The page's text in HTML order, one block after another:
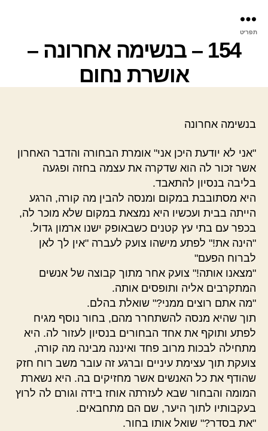
תפריט
154 – בנשימה אחרונה –
אושרת נחום
בנשימה אחרונה
"אני לא יודעת היכן אני" אומרת הבחורה והדבר האחרון
אשר זכור לה הוא שדקרה את עצמה בחזה ופגעה
בליבה בנסיון להתאבד.
היא מסתובבת במקום ומנסה להבין מה קורה, הרגע
הייתה בבית ועכשיו היא נמצאת במקום שלא מוכר לה,
בכפר עם בתי עץ קטנים כשבאופק ישנו ארמון גדול.
"הינה את!" לפתע מישהו צועק לעברה "אין לך לאן
לברוח הפעם"
"מצאנו אותה!" צועק אחר מתוך קבוצה של אנשים
המתקרבים אליה ותופסים אותה.
"מה אתם רוצים ממני?" שואלת בהלם.
תוך שהיא מנסה להשתחרר מהם, בחור נוסף מגיח
לפתע ותוקף את אחד הבחורים בנסיון לעזור לה. היא
מתחילה לבכות מרוב פחד ואיננה מבינה מה קורה,
צועקת תוך עצימת עיניים וברגע זה עובר משב רוח חזק
שהודף את כל האנשים אשר מחזיקים בה. היא נשארת
המומה והבחור שבא לעזרתה אוחז בידה וגורם לה לרוץ
בעקבותיו לתוך היער, שם הם מתחבאים.
"את בסדר?" שואל אותו בחור.